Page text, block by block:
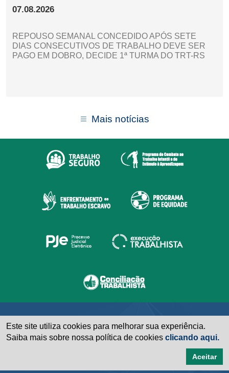
07.08.2026
REPOUSO SEMANAL CONCEDIDO APÓS SETE
DIAS CONSECUTIVOS DE TRABALHO DEVE SER
PAGO EM DOBRO, DECIDE 1ª TURMA DO TRT-RS
Mais notícias
Este site utiliza cookies para melhorar sua experiência.
Saiba mais sobre nossa política de cookies clicando aqui.
Aceitar